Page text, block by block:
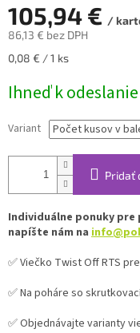
105,94 € /
86,13 € bez DPH
Jednotková
0,08 € / 1 ks
Ihneď k odeslanie
Variant
Pridať
Individuálne ponuky
napíšte nám na
✅ Viečko Twist Off RTS
✅ Na poháre so
✅ Objednávajte varianty